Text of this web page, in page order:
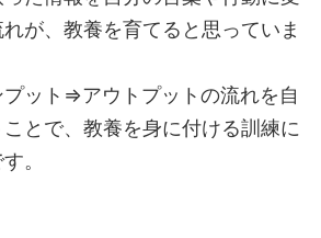
が、教養を育てると思っていま
ット⇒アウトプットの流れを自
とで、教養を身に付ける訓練に
。